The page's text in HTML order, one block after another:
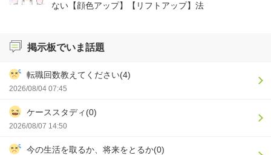
ない【顔色アップ】【リフトアップ】法
掲示板でいま話題
転職回数教えてください(4)
2026/08/04 07:45
ケーススタディ(0)
2026/08/07 14:50
今の生活を取るか、将来をとるか(0)